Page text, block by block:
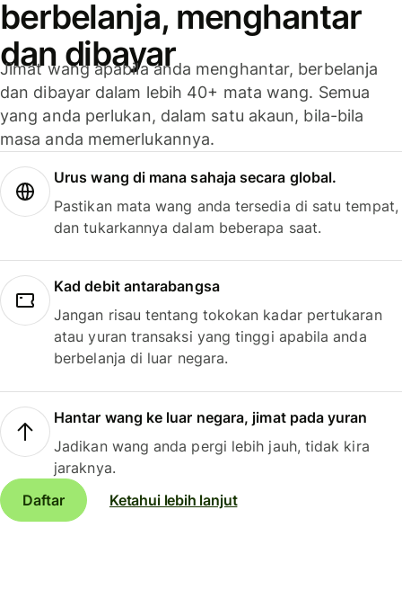
berbelanja, menghantar
dan dibayar
Jimat wang apabila anda menghantar, berbelanja
dan dibayar dalam lebih 40+ mata wang. Semua
yang anda perlukan, dalam satu akaun, bila-bila
masa anda memerlukannya.
Urus wang di mana sahaja secara global.
Pastikan mata wang anda tersedia di satu tempat,
dan tukarkannya dalam beberapa saat.
Kad debit antarabangsa
Jangan risau tentang tokokan kadar pertukaran
atau yuran transaksi yang tinggi apabila anda
berbelanja di luar negara.
Hantar wang ke luar negara, jimat pada yuran
Jadikan wang anda pergi lebih jauh, tidak kira
jaraknya.
Daftar
Ketahui lebih lanjut